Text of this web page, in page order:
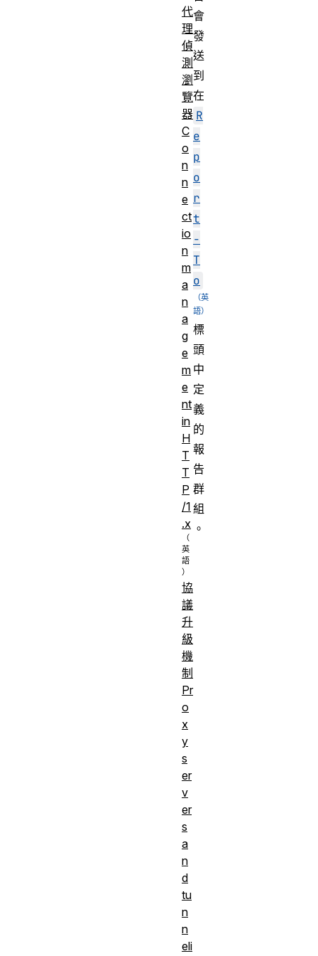
會
發
送
到
在
R
e
p
o
r
t
-
T
o
標
頭
中
定
義
的
報
告
群
組
。
代
理
偵
測
瀏
覽
器
C
o
n
n
e
ct
io
n
m
a
n
a
g
e
m
e
nt
in
H
T
T
P
/1
.x
協
議
升
級
機
制
Pr
o
x
y
s
er
v
er
s
a
n
d
tu
n
n
eli